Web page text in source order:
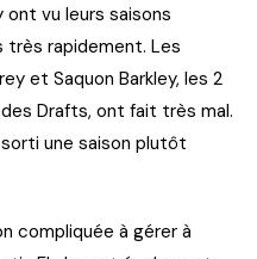
ont vu leurs saisons
très rapidement. Les
et Saquon Barkley, les 2
Drafts, ont fait très mal.
une saison plutôt
compliquée à gérer à